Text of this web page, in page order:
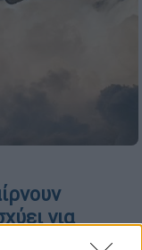
για